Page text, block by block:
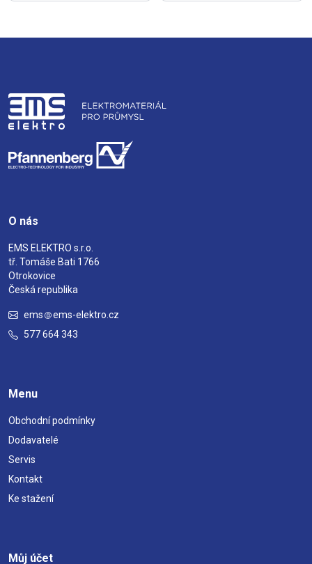
O nás
EMS ELEKTRO s.r.o.
tř. Tomáše Bati 1766
Otrokovice
Česká republika
ems
ems-elektro.cz
577 664 343
Menu
Obchodní podmínky
Dodavatelé
Servis
Kontakt
Ke stažení
Můj účet